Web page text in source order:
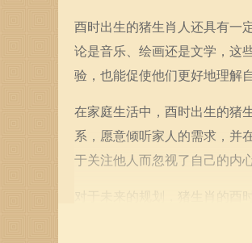
酉时出生的猪生肖人还具有一
论是音乐、绘画还是文学，这
验，也能促使他们更好地理解
在家庭生活中，酉时出生的猪
系，愿意倾听家人的需求，并
于关注他人而忽视了自己的内心
对于未来的规划，猪生肖的酉
和自我提升是他们保持竞争